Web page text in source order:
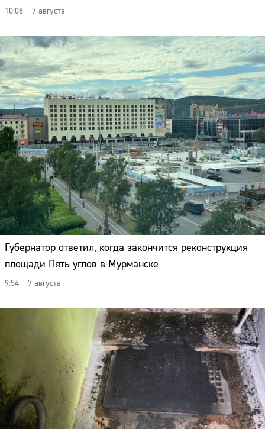
10:08 – 7 августа
Губернатор ответил, когда закончится реконструкция
площади Пять углов в Мурманске
9:54 – 7 августа